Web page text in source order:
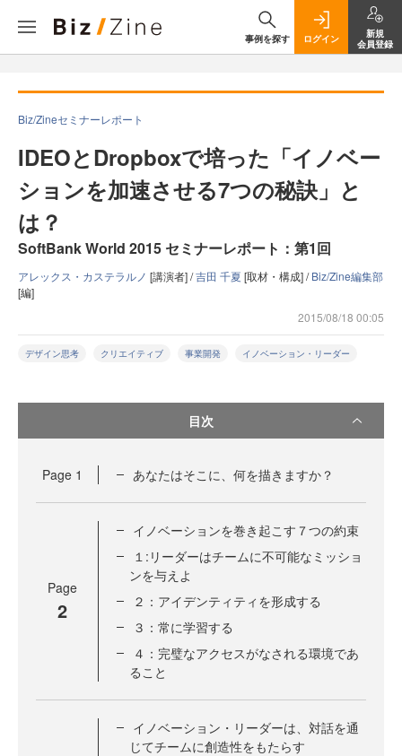
事例を探す ログイン
新規
会員登録
Biz/Zineセミナーレポート
IDEOとDropboxで培った「イノベー
ションを加速させる7つの秘訣」と
は？
SoftBank World 2015 セミナーレポート：第1回
アレックス・カステラルノ [講演者] /吉田 千夏 [取材・構成] /Biz/Zine編集部
[編]
2015/08/18 00:05
デザイン思考 クリエイティブ 事業開発 イノベーション・リーダー
目次
Page 1 あなたはそこに、何を描きますか？
Page
2
イノベーションを巻き起こす７つの約束
１:リーダーはチームに不可能なミッショ
ンを与えよ
２：アイデンティティを形成する
３：常に学習する
４：完璧なアクセスがなされる環境であ
ること
イノベーション・リーダーは、対話を通
じてチームに創造性をもたらす